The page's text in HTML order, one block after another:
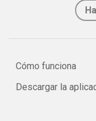
Cómo funciona
Descargar la